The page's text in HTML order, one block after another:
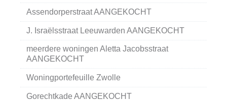
Assendorperstraat AANGEKOCHT
J. Israëlsstraat Leeuwarden AANGEKOCHT
meerdere woningen Aletta Jacobsstraat
AANGEKOCHT
Woningportefeuille Zwolle
Gorechtkade AANGEKOCHT